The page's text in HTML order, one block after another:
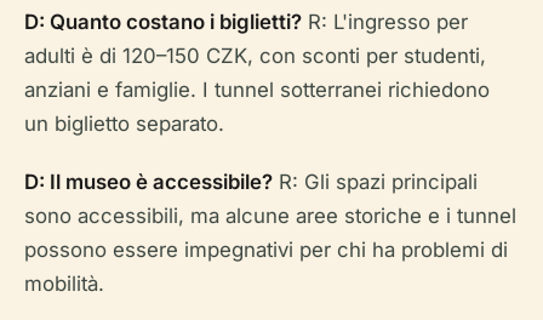
D: Quanto costano i biglietti? R: L'ingresso per
adulti è di 120–150 CZK, con sconti per studenti,
anziani e famiglie. I tunnel sotterranei richiedono
un biglietto separato.
D: Il museo è accessibile? R: Gli spazi principali
sono accessibili, ma alcune aree storiche e i tunnel
possono essere impegnativi per chi ha problemi di
mobilità.